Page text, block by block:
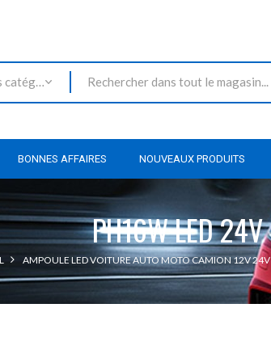
Toutes les catégories
BONNES AFFAIRES NOUVEAUX PRODUITS
PH16W LED 24V
AMPOULE LED VOITURE AUTO MOTO CAMION 12V 24V